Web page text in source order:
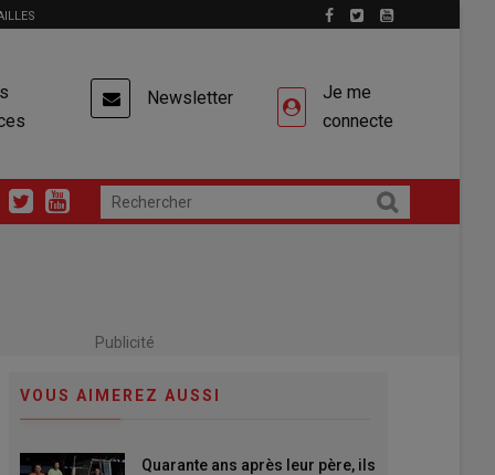
Newsletter
Je me
connecte
Publicité
VOUS AIMEREZ AUSSI
Quarante ans après leur père, ils